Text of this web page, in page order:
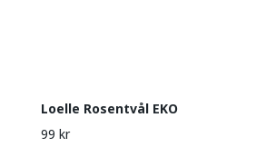
Loelle Rosentvål EKO
99 kr